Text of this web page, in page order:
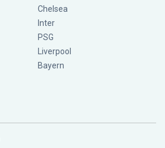
Chelsea
Inter
PSG
Liverpool
Bayern